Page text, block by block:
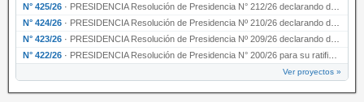
N° 425/26 · PRESIDENCIA Resolución de Presidencia N° 212/26 declarando de interés provincial el “50° A…
N° 424/26 · PRESIDENCIA Resolución de Presidencia Nº 210/26 declarando de interés provincial el proyec…
N° 423/26 · PRESIDENCIA Resolución de Presidencia Nº 209/26 declarando de interés provincial la presen…
N° 422/26 · PRESIDENCIA Resolución de Presidencia N° 200/26 para su ratificación.
Ver proyectos »